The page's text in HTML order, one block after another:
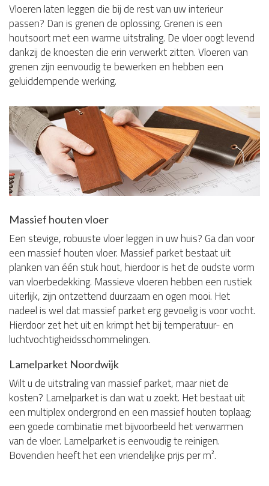
Vloeren laten leggen die bij de rest van uw interieur
passen? Dan is grenen de oplossing. Grenen is een
houtsoort met een warme uitstraling. De vloer oogt levend
dankzij de knoesten die erin verwerkt zitten. Vloeren van
grenen zijn eenvoudig te bewerken en hebben een
geluiddempende werking.
Massief houten vloer
Een stevige, robuuste vloer leggen in uw huis? Ga dan voor
een massief houten vloer. Massief parket bestaat uit
planken van één stuk hout, hierdoor is het de oudste vorm
van vloerbedekking. Massieve vloeren hebben een rustiek
uiterlijk, zijn ontzettend duurzaam en ogen mooi. Het
nadeel is wel dat massief parket erg gevoelig is voor vocht.
Hierdoor zet het uit en krimpt het bij temperatuur- en
luchtvochtigheidsschommelingen.
Lamelparket Noordwijk
Wilt u de uitstraling van massief parket, maar niet de
kosten? Lamelparket is dan wat u zoekt. Het bestaat uit
een multiplex ondergrond en een massief houten toplaag:
een goede combinatie met bijvoorbeeld het verwarmen
van de vloer. Lamelparket is eenvoudig te reinigen.
Bovendien heeft het een vriendelijke prijs per m².